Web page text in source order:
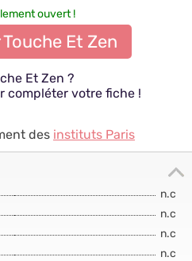
ouvert !
Et Zen
Et Zen ?
compléter votre fiche !
des instituts Paris
n.c
n.c
n.c
n.c